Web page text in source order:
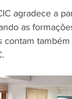
agradece a
as
contam